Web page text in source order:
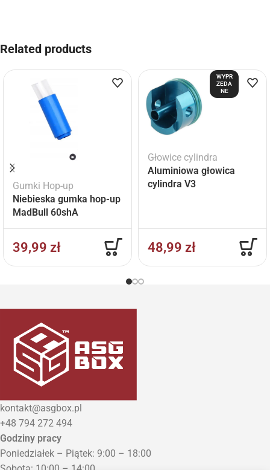
Related products
Gumki Hop-up
Niebieska gumka hop-up
MadBull 60shA
39,99 zł
WYPR
ZEDA
NE
Głowice cylindra
Aluminiowa głowica
cylindra V3
48,99 zł
kontakt@asgbox.pl
+48 794 272 494
Godziny pracy
Poniedziałek – Piątek: 9:00 – 18:00